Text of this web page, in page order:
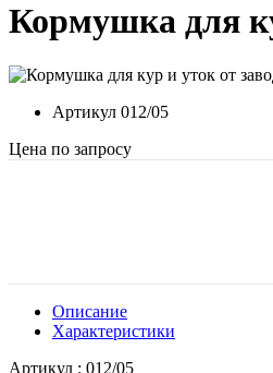
Кормушка для
Артикул 012/05
Цена по запросу
Описание
Характеристики
Артикул : 012/05